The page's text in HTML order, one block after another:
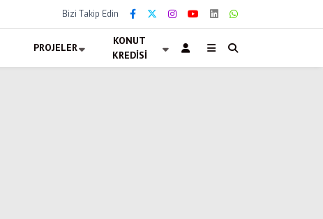
Bizi Takip Edin
PROJELER
KONUT
KREDISI